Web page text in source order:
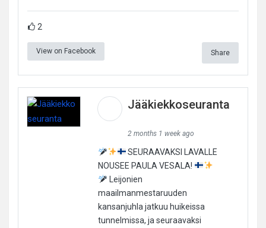
2
View on Facebook Share
Jääkiekkoseuranta
2 months 1 week ago
SEURAAVAKSI LAVALLE
NOUSEE PAULA VESALA!
Leijonien
maailmanmestaruuden
kansanjuhla jatkuu huikeissa
tunnelmissa, ja seuraavaksi